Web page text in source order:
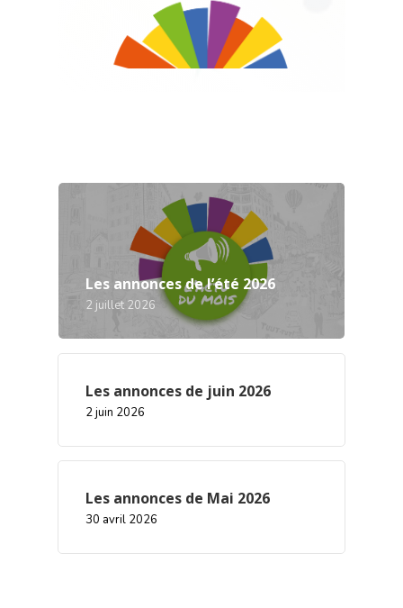
Les annonces de l’été 2026
2 juillet 2026
Les annonces de juin 2026
2 juin 2026
Les annonces de Mai 2026
30 avril 2026